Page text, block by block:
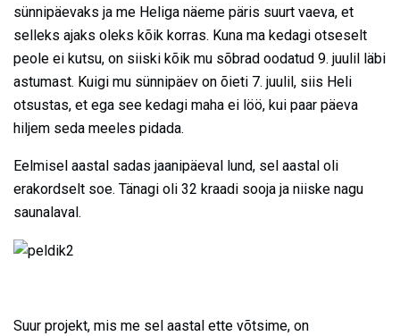
sünnipäevaks ja me Heliga näeme päris suurt vaeva, et
selleks ajaks oleks kõik korras. Kuna ma kedagi otseselt
peole ei kutsu, on siiski kõik mu sõbrad oodatud 9. juulil läbi
astumast. Kuigi mu sünnipäev on õieti 7. juulil, siis Heli
otsustas, et ega see kedagi maha ei löö, kui paar päeva
hiljem seda meeles pidada.
Eelmisel aastal sadas jaanipäeval lund, sel aastal oli
erakordselt soe. Tänagi oli 32 kraadi sooja ja niiske nagu
saunalaval.
Suur projekt, mis me sel aastal ette võtsime, on